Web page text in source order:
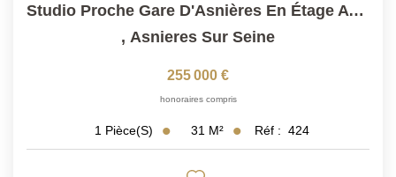
Studio Proche Gare D'Asnières En Étage Avec Ascenseur
, Asnieres Sur Seine
255 000 €
honoraires compris
1 Pièce(s) 31 M² Réf : 424